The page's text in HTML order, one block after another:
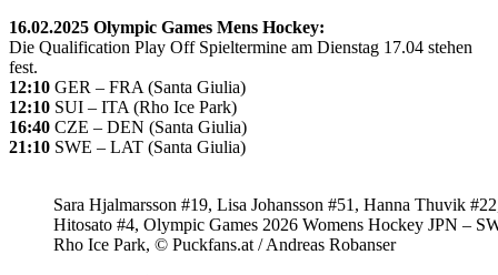
16.02.2025 Olympic Games Mens Hockey:
Die Qualification Play Off Spieltermine am Dienstag 17.04 stehen
fest.
12:10 GER – FRA (Santa Giulia)
12:10 SUI – ITA (Rho Ice Park)
16:40 CZE – DEN (Santa Giulia)
21:10 SWE – LAT (Santa Giulia)
Sara Hjalmarsson #19, Lisa Johansson #51, Hanna Thuvik
Hitosato #4, Olympic Games 2026 Womens Hockey JPN –
Rho Ice Park, © Puckfans.at / Andreas Robanser